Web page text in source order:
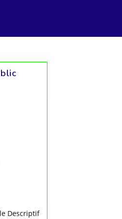
Descriptif